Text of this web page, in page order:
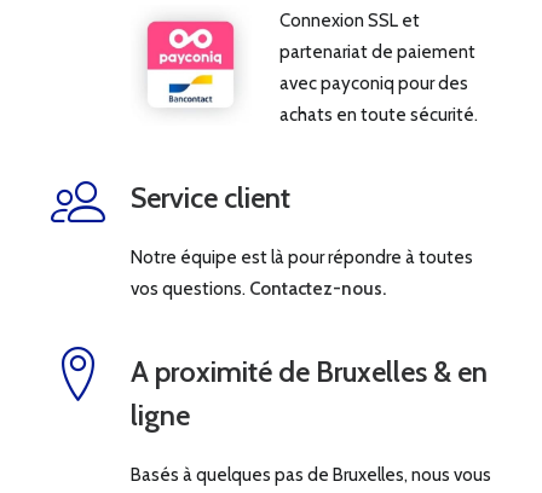
Connexion SSL et
partenariat de paiement
avec payconiq pour des
achats en toute sécurité.
Service client
Notre équipe est là pour répondre à toutes
vos questions. Contactez-nous.
A proximité de Bruxelles & en
ligne
Basés à quelques pas de Bruxelles, nous vous